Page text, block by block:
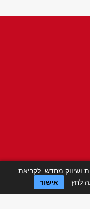
ושיווק מחדש. לקריאת
לחץ אישור